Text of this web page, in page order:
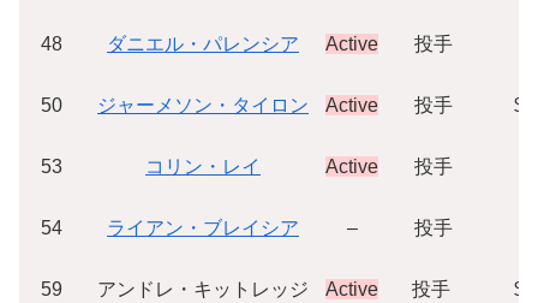
48 ダニエル・パレンシア Active 投手
50 ジャーメソン・タイロン Active 投手
53 コリン・レイ Active 投手
54 ライアン・ブレイシア – 投手
59 アンドレ・キットレッジ Active 投手